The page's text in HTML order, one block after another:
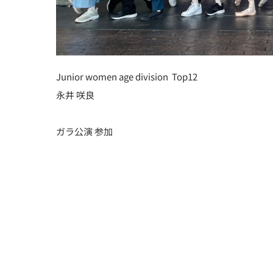
Junior women age division Top12
永井 咲良
ガラ公演 参加